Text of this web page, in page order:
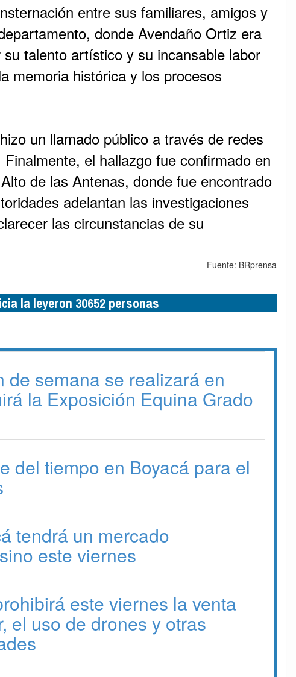
entre sus familiares, amigos y
donde Avendaño Ortiz era
talento artístico y su incansable labor
memoria histórica y los procesos
un llamado público a través de redes
el hallazgo fue confirmado en
de las Antenas, donde fue encontrado
adelantan las investigaciones
las circunstancias de su
Fuente: BRprensa
la leyeron 30652 personas
de semana se realizará en
la Exposición Equina Grado
del tiempo en Boyacá para el
tendrá un mercado
este viernes
este viernes la venta
el uso de drones y otras